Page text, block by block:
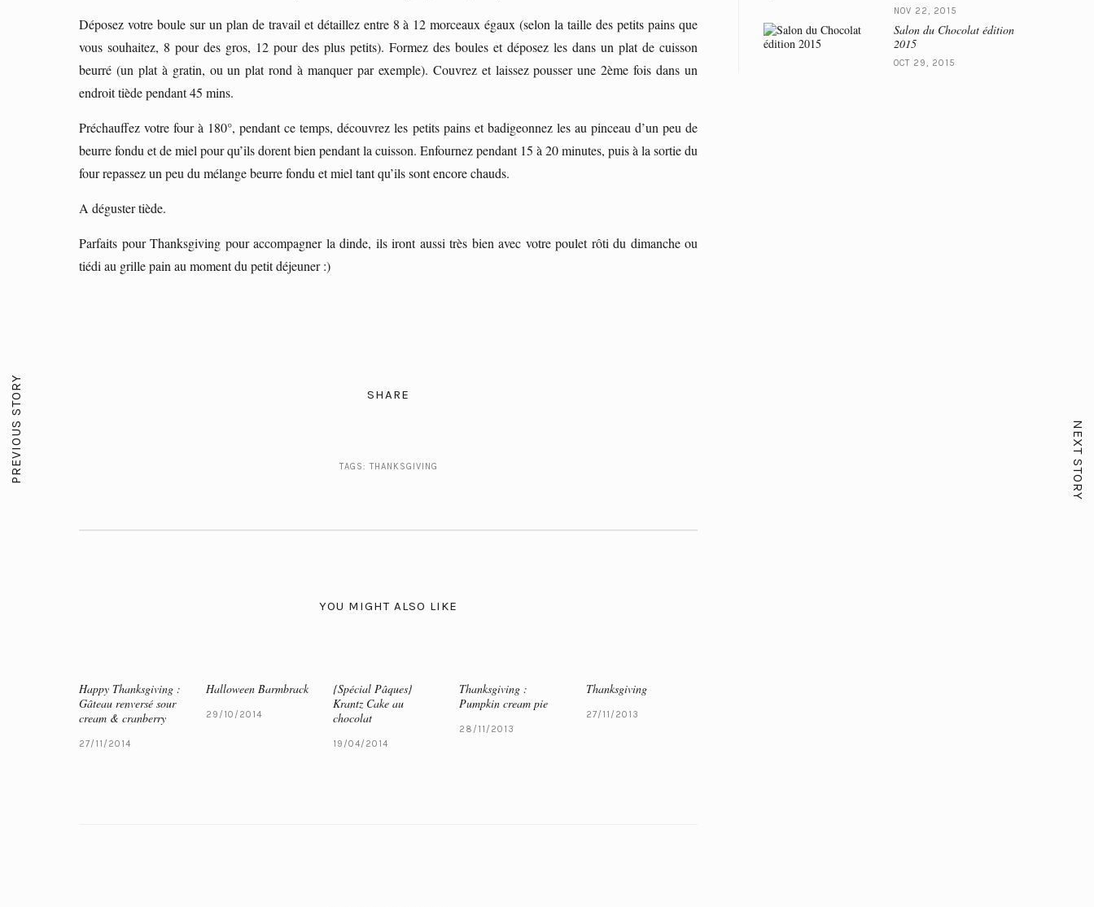
PREVIOUS STORY NEXT STORY
Déposez votre boule sur un plan de travail et détaillez entre 8 à 12 morceaux égaux (selon la taille des petits pains que
vous souhaitez, 8 pour des gros, 12 pour des plus petits). Formez des boules et déposez les dans un plat de cuisson
beurré (un plat à gratin, ou un plat rond à manquer par exemple). Couvrez et laissez pousser une 2ème fois dans un
endroit tiède pendant 45 mins.
Préchauffez votre four à 180°, pendant ce temps, découvrez les petits pains et badigeonnez les au pinceau d’un peu de
beurre fondu et de miel pour qu’ils dorent bien pendant la cuisson. Enfournez pendant 15 à 20 minutes, puis à la sortie du
four repassez un peu du mélange beurre fondu et miel tant qu’ils sont encore chauds.
A déguster tiède.
Parfaits pour Thanksgiving pour accompagner la dinde, ils iront aussi très bien avec votre poulet rôti du dimanche ou
tiédi au grille pain au moment du petit déjeuner :)
SHARE
TAGS: THANKSGIVING
YOU MIGHT ALSO LIKE
Happy Thanksgiving :
Gâteau renversé sour
cream & cranberry
27/11/2014
Halloween Barmbrack
29/10/2014
{Spécial Pâques}
Krantz Cake au
chocolat
19/04/2014
Thanksgiving :
Pumpkin cream pie
28/11/2013
Thanksgiving
27/11/2013
NOV 22, 2015
Salon du Chocolat édition
2015
OCT 29, 2015